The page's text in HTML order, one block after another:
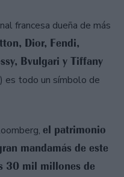
francesa dueña de más
Dior, Fendi,
Bvulgari y Tiffany
es todo un símbolo de
el patrimonio
mandamás de este
30 mil millones de